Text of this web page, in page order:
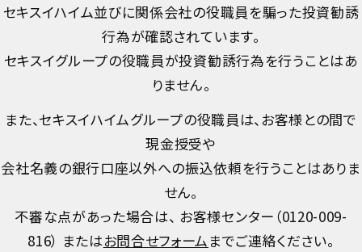
セキスイハイム並びに関係会社の役職員を騙った投資勧誘
行為が確認されています。
セキスイグループの役職員が投資勧誘行為を行うことはあ
りません。
また、セキスイハイムグループの役職員は、お客様との間で
現金授受や
会社名義の銀行口座以外への振込依頼を行うことはありま
せん。
不審な点があった場合は、 お客様センター（0120-009-
816） またはお問合せフォームまでご連絡ください。